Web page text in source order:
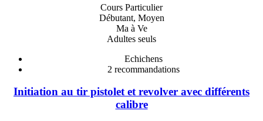
Cours Particulier
Débutant, Moyen
Ma à Ve
Adultes seuls
Echichens
2 recommandations
Initiation au tir pistolet et revolver avec différents
calibre